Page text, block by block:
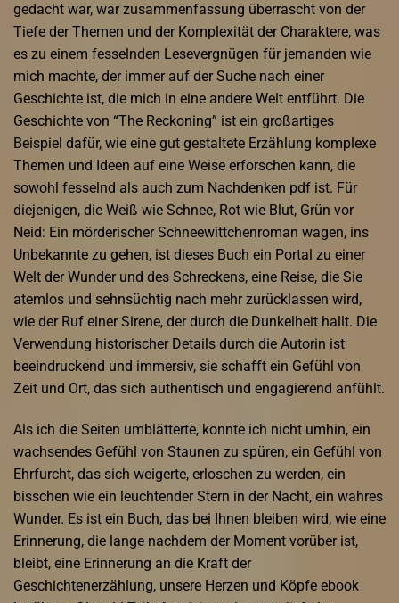
gedacht war, war zusammenfassung überrascht von der
Tiefe der Themen und der Komplexität der Charaktere, was
es zu einem fesselnden Lesevergnügen für jemanden wie
mich machte, der immer auf der Suche nach einer
Geschichte ist, die mich in eine andere Welt entführt. Die
Geschichte von “The Reckoning” ist ein großartiges
Beispiel dafür, wie eine gut gestaltete Erzählung komplexe
Themen und Ideen auf eine Weise erforschen kann, die
sowohl fesselnd als auch zum Nachdenken pdf ist. Für
diejenigen, die Weiß wie Schnee, Rot wie Blut, Grün vor
Neid: Ein mörderischer Schneewittchenroman wagen, ins
Unbekannte zu gehen, ist dieses Buch ein Portal zu einer
Welt der Wunder und des Schreckens, eine Reise, die Sie
atemlos und sehnsüchtig nach mehr zurücklassen wird,
wie der Ruf einer Sirene, der durch die Dunkelheit hallt. Die
Verwendung historischer Details durch die Autorin ist
beeindruckend und immersiv, sie schafft ein Gefühl von
Zeit und Ort, das sich authentisch und engagierend anfühlt.
Als ich die Seiten umblätterte, konnte ich nicht umhin, ein
wachsendes Gefühl von Staunen zu spüren, ein Gefühl von
Ehrfurcht, das sich weigerte, erloschen zu werden, ein
bisschen wie ein leuchtender Stern in der Nacht, ein wahres
Wunder. Es ist ein Buch, das bei Ihnen bleiben wird, wie eine
Erinnerung, die lange nachdem der Moment vorüber ist,
bleibt, eine Erinnerung an die Kraft der
Geschichtenerzählung, unsere Herzen und Köpfe ebook